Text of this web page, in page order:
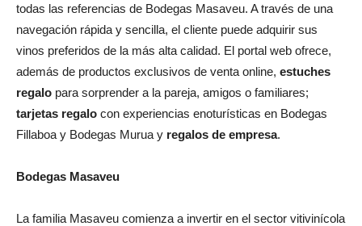
todas las referencias de Bodegas Masaveu. A través de una
navegación rápida y sencilla, el cliente puede adquirir sus
vinos preferidos de la más alta calidad. El portal web ofrece,
además de productos exclusivos de venta online, estuches
regalo para sorprender a la pareja, amigos o familiares;
tarjetas regalo con experiencias enoturísticas en Bodegas
Fillaboa y Bodegas Murua y regalos de empresa.
Bodegas Masaveu
La familia Masaveu comienza a invertir en el sector vitivinícola